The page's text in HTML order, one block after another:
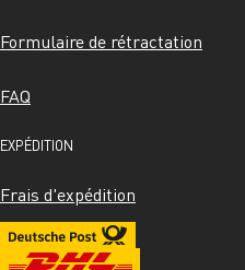
Formulaire de rétractation
FAQ
EXPÉDITION
Frais d'expédition